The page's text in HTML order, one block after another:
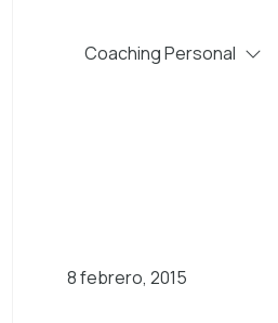
Coaching Personal
8 febrero, 2015